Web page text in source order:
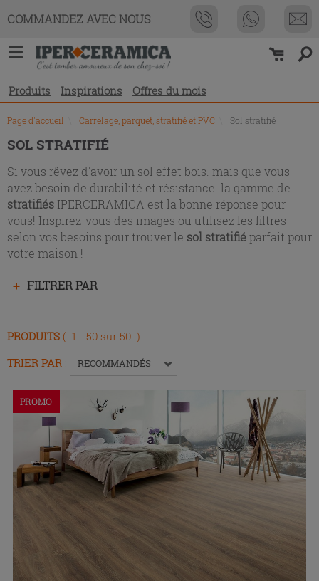
COMMANDEZ AVEC NOUS
Produits Inspirations Offres du mois
Page d'accueil Carrelage, parquet, stratifié et PVC Sol stratifié
SOL STRATIFIÉ
Si vous rêvez d'avoir un sol effet bois. mais que vous
avez besoin de durabilité et résistance. la gamme de
stratifiés IPERCERAMICA est la bonne réponse pour
vous! Inspirez-vous des images ou utilisez les filtres
selon vos besoins pour trouver le sol stratifié parfait pour
votre maison !
des
FILTRER PAR
Appuyez
Entrée
pour
ou
développer
PRODUITS ( 1 - 50 sur 50 )
TRIER PAR : RECOMMANDÉS
PROMO